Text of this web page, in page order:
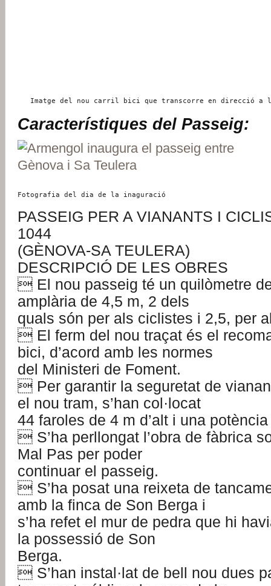
Imatge del nou carril bici que transcorre en direcció a
Característiques del Passeig:
Fotografia del dia de la inaguració
PASSEIG PER A VIANANTS I
1044
(GÈNOVA-SA TEULERA)
DESCRIPCIÓ DE LES OBRES
 El nou passeig té un quilòmetre
amplària de 4,5 m, 2 dels
quals són per als ciclistes i 2,5, per
 El ferm del nou traçat és el
bici, d’acord amb les normes
del Ministeri de Foment.
 Per garantir la seguretat de
el nou tram, s’han col·locat
44 faroles de 4 m d’alt i una
 S’ha perllongat l’obra de fàbrica
Mal Pas per poder
continuar el passeig.
 S’ha posat una reixeta de
amb la finca de Son Berga i
s’ha refet el mur de pedra que hi
la possessió de Son
Berga.
 S’han instal·lat de bell nou dues